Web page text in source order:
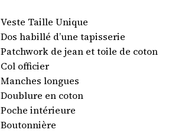
Veste Taille Unique
Dos habillé d’une tapisserie
Patchwork de jean et toile de coton
Col officier
Manches longues
Doublure en coton
Poche intérieure
Boutonnière